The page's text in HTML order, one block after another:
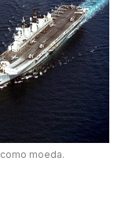
moeda.